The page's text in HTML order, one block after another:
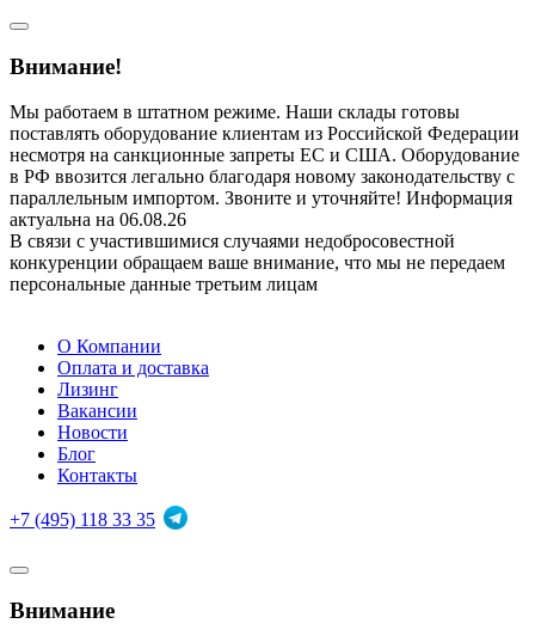
Внимание!
Мы работаем в штатном режиме. Наши склады готовы
поставлять оборудование клиентам из Российской Федерации
несмотря на санкционные запреты ЕС и США. Оборудование
в РФ ввозится легально благодаря новому законодательству с
параллельным импортом. Звоните и уточняйте! Информация
актуальна на 06.08.26
В связи с участившимися случаями недобросовестной
конкуренции обращаем ваше внимание, что мы не передаем
персональные данные третьим лицам
О Компании
Оплата и доставка
Лизинг
Вакансии
Новости
Блог
Контакты
+7 (495) 118 33 35
Внимание